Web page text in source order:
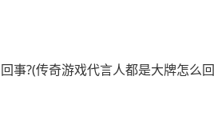
事?(传奇游戏代言人都是大牌怎么